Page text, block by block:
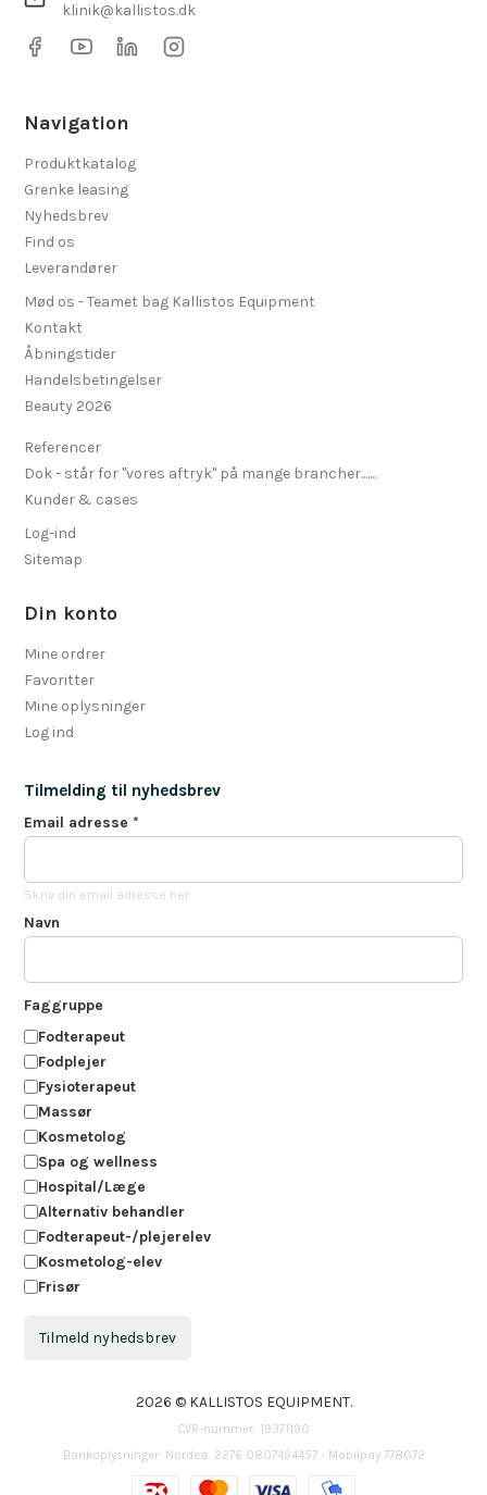
klinik@kallistos.dk
Navigation
Produktkatalog
Grenke leasing
Nyhedsbrev
Find os
Leverandører
Mød os - Teamet bag Kallistos Equipment
Kontakt
Åbningstider
Handelsbetingelser
Beauty 2026
Referencer
Dok - står for "vores aftryk" på mange brancher.......
Kunder & cases
Log-ind
Sitemap
Din konto
Mine ordrer
Favoritter
Mine oplysninger
Log ind
Tilmelding til nyhedsbrev
Email adresse*
Skriv din email adresse her
Navn
Faggruppe
Fodterapeut
Fodplejer
Fysioterapeut
Massør
Kosmetolog
Spa og wellness
Hospital/Læge
Alternativ behandler
Fodterapeut-/plejerelev
Kosmetolog-elev
Frisør
Tilmeld nyhedsbrev
2026 © KALLISTOS EQUIPMENT.
CVR-nummer: 19371190
Bankoplysninger: Nordea: 2276 0807494457 - Mobilpay 778072